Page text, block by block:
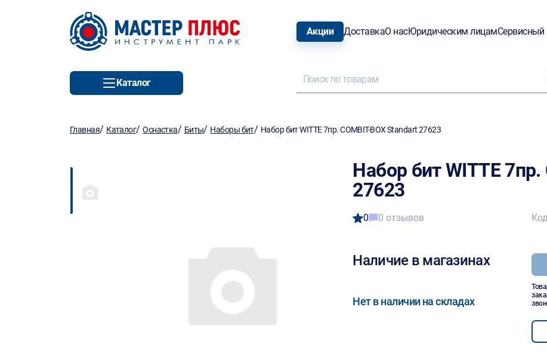
Акции ДоставкаО насЮридическим лицамСервисный
Каталог
Главная/ Каталог/Оснастка/ Биты/ Наборы бит/ Набор бит WITTE 7пр. COMBIT-BOX Standart 27623
Набор бит WITTE
27623
0 0 отзывов
Наличие в магазинах
Нет в наличии на складах